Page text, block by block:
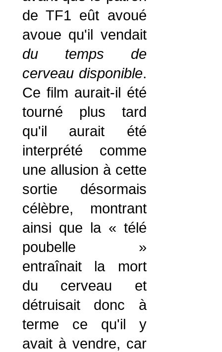
de TF1 eût avoué
avoue qu'il vendait
du temps de
cerveau disponible.
Ce film aurait-il été
tourné plus tard
qu'il aurait été
interprété comme
une allusion à cette
sortie désormais
célèbre, montrant
ainsi que la « télé
poubelle »
entraînait la mort
du cerveau et
détruisait donc à
terme ce qu'il y
avait à vendre, car